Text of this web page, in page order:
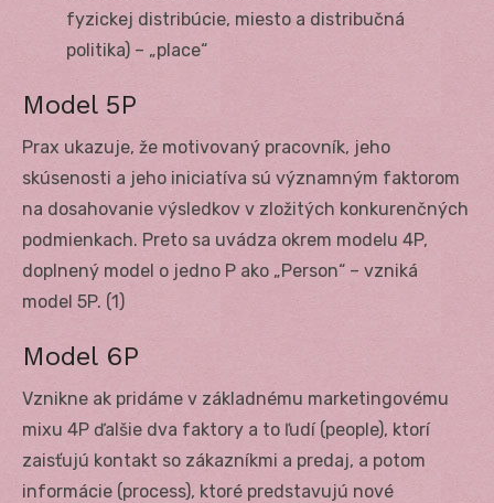
fyzickej distribúcie, miesto a distribučná
politika) – „place“
Model 5P
Prax ukazuje, že motivovaný pracovník, jeho
skúsenosti a jeho iniciatíva sú významným faktorom
na dosahovanie výsledkov v zložitých konkurenčných
podmienkach. Preto sa uvádza okrem modelu 4P,
doplnený model o jedno P ako „Person“ – vzniká
model 5P. (1)
Model 6P
Vznikne ak pridáme v základnému marketingovému
mixu 4P ďalšie dva faktory a to ľudí (people), ktorí
zaisťujú kontakt so zákazníkmi a predaj, a potom
informácie (process), ktoré predstavujú nové